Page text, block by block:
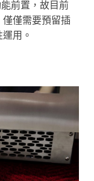
前置，故目前
僅需要預留插
用。